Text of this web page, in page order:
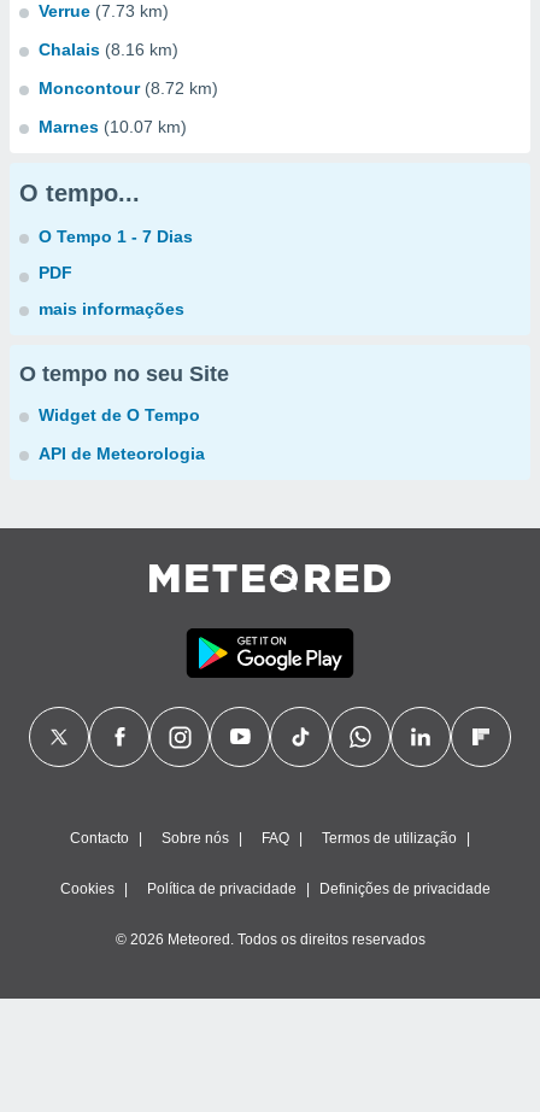
Verrue (7.73 km)
Chalais (8.16 km)
Moncontour (8.72 km)
Marnes (10.07 km)
O tempo...
O Tempo 1 - 7 Dias
PDF
mais informações
O tempo no seu Site
Widget de O Tempo
API de Meteorologia
Contacto Sobre nós FAQ Termos de utilização
Cookies Política de privacidade Definições de privacidade
© 2026 Meteored. Todos os direitos reservados